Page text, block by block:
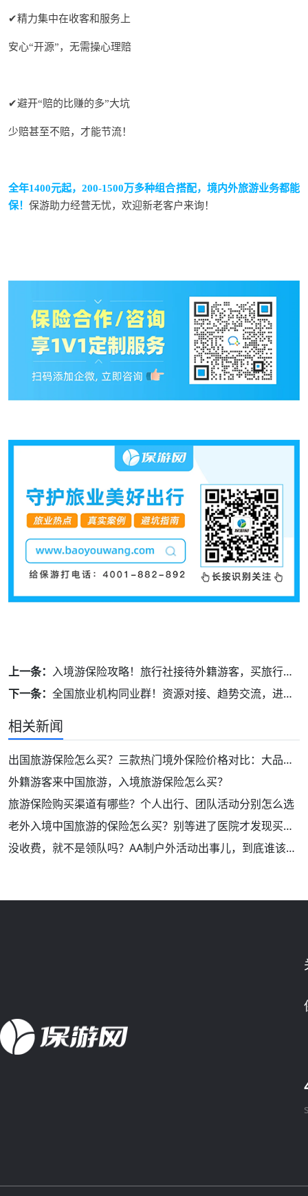
✔精力集中在收客和服务上
安心“开源”，无需操心理赔
✔避开“赔的比赚的多”大坑
少赔甚至不赔，才能节流！
全年1400元起，200-1500万多种组合搭配，境内外旅游业务都能
保！ 保游助力经营无忧，欢迎新老客户来询！
上一条： 入境游保险攻略！旅行社接待外籍游客，买旅行险一篇搞定！
下一条： 全国旅业机构同业群！资源对接、趋势交流，进群打破信息差！
相关新闻
出国旅游保险怎么买？三款热门境外保险价格对比：大品牌！保障好！
外籍游客来中国旅游，入境旅游保险怎么买？
旅游保险购买渠道有哪些？个人出行、团队活动分别怎么选
老外入境中国旅游的保险怎么买？别等进了医院才发现买错了
没收费，就不是领队吗？AA制户外活动出事儿，到底谁该负责？